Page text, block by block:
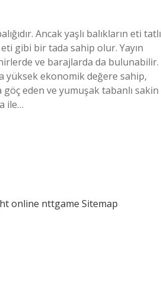
Ancak yaşlı balıkların eti tatlı
gibi bir tada sahip olur. Yayın
ve barajlarda da bulunabilir.
yüksek ekonomik değere sahip,
göç eden ve yumuşak tabanlı sakin
ile…
online nttgame Sitemap